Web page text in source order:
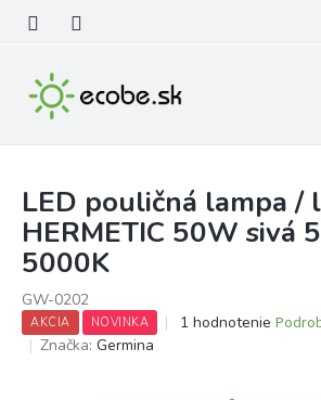
obsah
LED pouličná lampa /
HERMETIC 50W sivá
5000K
GW-0202
AKCIA NOVINKA
Priemerné
1 hodnotenie
Značka: Germina